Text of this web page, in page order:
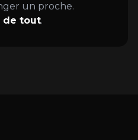
un proche.
de tout.